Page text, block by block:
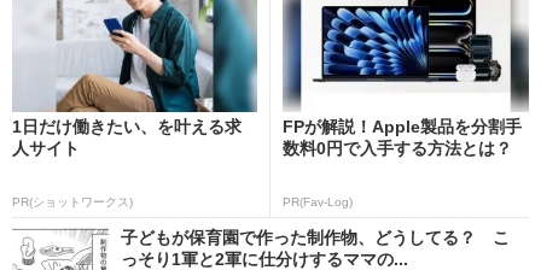
1日だけ働きたい、を叶える求
人サイト
PR(ショットワークス)
FPが解説！Apple製品を分割手
数料0円で入手する方法とは？
PR(Fav-Log)
子どもが保育園で作った制作物、どうしてる？ こ
っそり1軍と2軍に仕分けするママの...